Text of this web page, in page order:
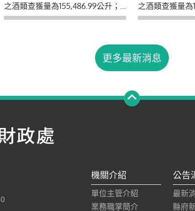
之酒類查獲量為155,486.99公升；
菸類查獲量為474,886包。縣府呼
也請民眾如發現產製、販賣私劣違
法菸酒品情形請勇於舉發，本府提
之酒類查獲量為
類查獲量為
請民眾如發現產
菸酒品情形請勇
更多最新消息
機關介紹
單位主管介紹
業務職掌簡介
公告
最新
縣府